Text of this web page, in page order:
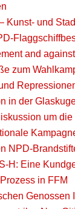
Kunst- und
and
zum
in der
um
NPD-
H: Eine
in FFM